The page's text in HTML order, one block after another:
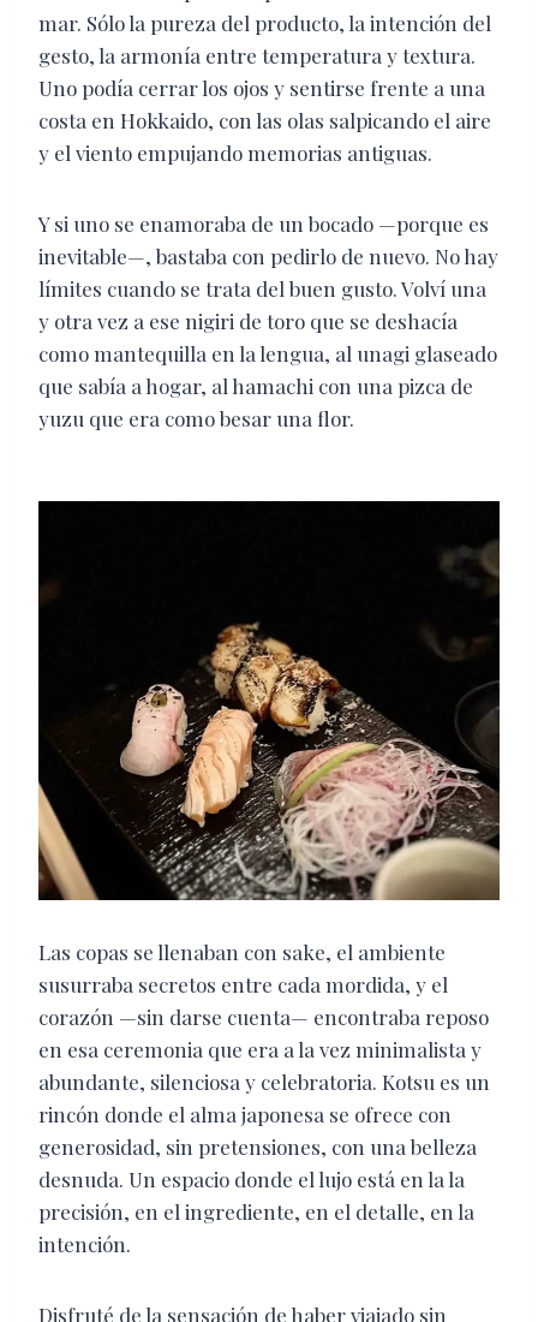
mar. Sólo la pureza del producto, la intención del
gesto, la armonía entre temperatura y textura.
Uno podía cerrar los ojos y sentirse frente a una
costa en Hokkaido, con las olas salpicando el aire
y el viento empujando memorias antiguas.
Y si uno se enamoraba de un bocado —porque es
inevitable—, bastaba con pedirlo de nuevo. No hay
límites cuando se trata del buen gusto. Volví una
y otra vez a ese nigiri de toro que se deshacía
como mantequilla en la lengua, al unagi glaseado
que sabía a hogar, al hamachi con una pizca de
yuzu que era como besar una flor.
Las copas se llenaban con sake, el ambiente
susurraba secretos entre cada mordida, y el
corazón —sin darse cuenta— encontraba reposo
en esa ceremonia que era a la vez minimalista y
abundante, silenciosa y celebratoria. Kotsu es un
rincón donde el alma japonesa se ofrece con
generosidad, sin pretensiones, con una belleza
desnuda. Un espacio donde el lujo está en la la
precisión, en el ingrediente, en el detalle, en la
intención.
Disfruté de la sensación de haber viajado sin